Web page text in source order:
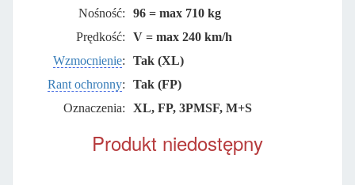
Nośność:
96 = max 710 kg
Prędkość:
V = max 240 km/h
Wzmocnienie:
Tak (XL)
Rant ochronny:
Tak (FP)
Oznaczenia:
XL, FP, 3PMSF, M+S
Produkt niedostępny